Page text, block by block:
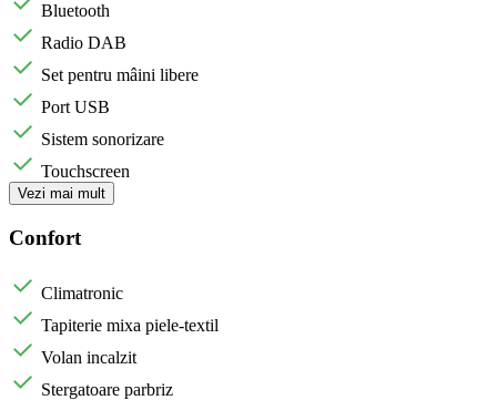
Bluetooth
Radio DAB
Set pentru mâini libere
Port USB
Sistem sonorizare
Touchscreen
Vezi mai mult
Confort
Climatronic
Tapiterie mixa piele-textil
Volan incalzit
Stergatoare parbriz